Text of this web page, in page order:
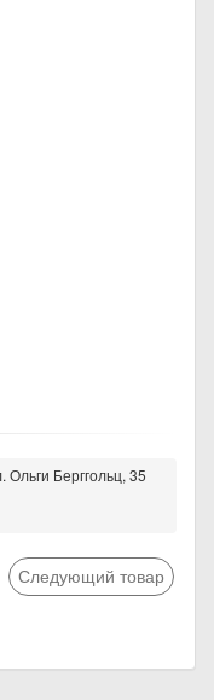
Ольги Берггольц, 35
Следующий товар